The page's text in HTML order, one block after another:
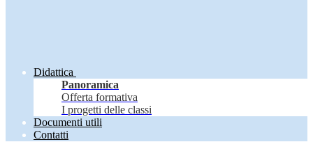
Didattica
Panoramica
Offerta formativa
I progetti delle classi
Documenti utili
Contatti